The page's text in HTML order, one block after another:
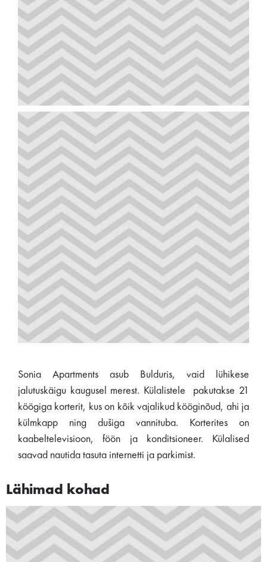
Sonia Apartments asub Bulduris, vaid lühikese
jalutuskäigu kaugusel merest. Külalistele pakutakse 21
köögiga korterit, kus on kõik vajalikud kööginõud, ahi ja
külmkapp ning dušiga vannituba. Korterites on
kaabeltelevisioon, föön ja konditsioneer. Külalised
saavad nautida tasuta internetti ja parkimist.
Lähimad kohad